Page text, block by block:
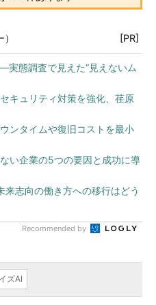
[PR]
態調査で見えた“見えないム
キュリティ対策を強化、荏原
ンタイムや復旧コストを最小
い企業の5つの要因と成功に導
来志向の働き方への移行はどう
Recommended by
ズAI